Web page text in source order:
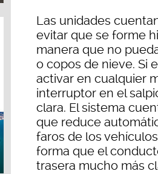
Las unidades
evitar que se forme
manera que no
o copos de nieve. Si
activar en cualquier
interruptor en el
clara. El sistema
que reduce
faros de los
forma que el
trasera mucho más